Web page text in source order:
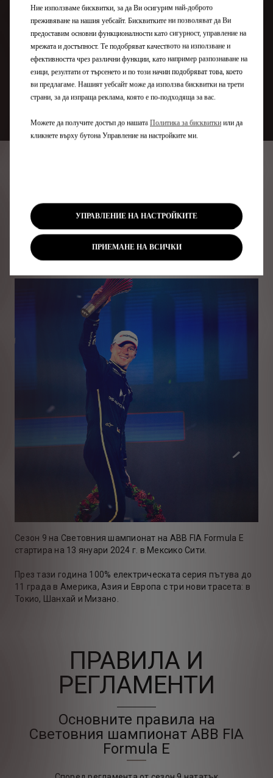
ШАМПИОНАТЪТ НА
ABB FIA FORMULA E
Сезон 9
Сезон 9 на Световния шампионат на ABB FIA Formula E
стартира на 13 януари 2024 г. в Мексико Сити.
През тази година 100% електрическата серия пътува до
11 града в Америка, Азия и Европа с три нови трасета: в
Токио, Шанхай и Мизано.
ПРАВИЛА И
РЕГЛАМЕНТИ
Основните правила на
Световния шампионат ABB FIA
Formula E
Ние използваме бисквитки, за да Ви осигурим най-доброто
преживяване на нашия уебсайт. Бисквитките ни позволяват да Ви
предоставим основни функционалности като сигурност, управление на
мрежата и достъпност. Те подобряват качеството на използване и
ефективността чрез различни функции, като например разпознаване на
езици, резултати от търсенето и по този начин подобряват това, което
ви предлагаме. Нашият уебсайт може да използва бисквитки на трети
страни, за да изпраща реклама, която е по-подходяща за вас.
Можете да получите достъп до нашата Политика за бисквитки или да
кликнете върху бутона Управление на настройките ми.
УПРАВЛЕНИЕ НА НАСТРОЙКИТЕ
ПРИЕМАНЕ НА ВСИЧКИ